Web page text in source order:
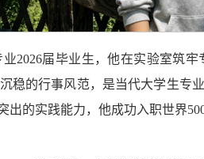
业2026届毕业生，他在实验室筑
稳的行事风范，是当代大学生专
出的实践能力，他成功入职世界